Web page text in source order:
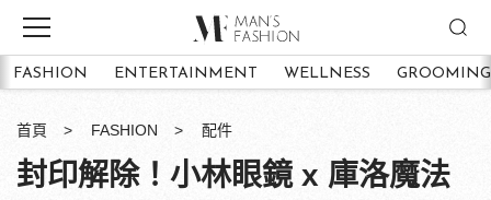
FASHION ENTERTAINMENT WELLNESS GROOMING
首頁 FASHION 配件
封印解除！小林眼鏡 x 庫洛魔法